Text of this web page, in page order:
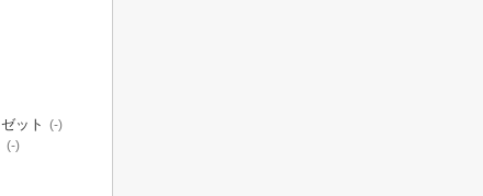
ット (-)
(-)